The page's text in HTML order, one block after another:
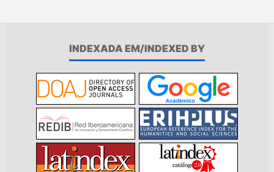
INDEXADA EM/INDEXED BY